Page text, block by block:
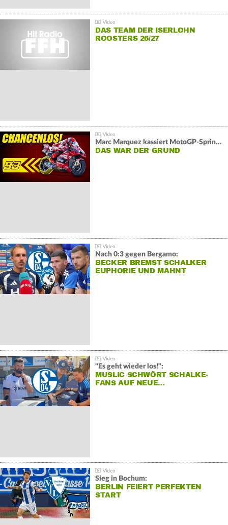
DAS TEAM DER ISERLOHN
ROOSTERS 26/27
Marc Marquez kassiert MotoGP-Sprint-Schlappe:
DAS WAR DER GRUND
Nach 0:3 gegen Bergamo:
BECKER BREMST SCHALKER
EUPHORIE UND MAHNT
"Es geht wieder los!":
MUSLIC SCHWÖRT SCHALKE-
FANS AUF NEUE…
Sieg in Bochum:
BERLIN FEIERT PERFEKTEN
START